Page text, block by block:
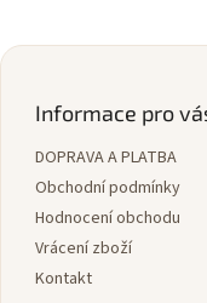
Z
Informace pro
DOPRAVA A PLATBA
Obchodní podmínky
Hodnocení obchodu
Vrácení zboží
Kontakt